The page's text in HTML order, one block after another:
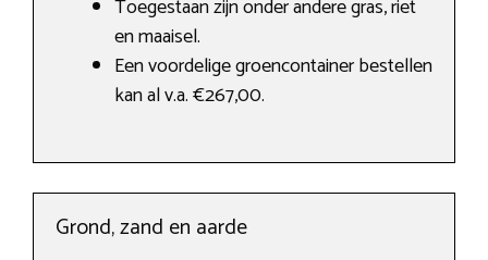
Toegestaan zijn onder andere gras, riet
en maaisel.
Een voordelige groencontainer bestellen
kan al v.a. €267,00.
Grond, zand en aarde